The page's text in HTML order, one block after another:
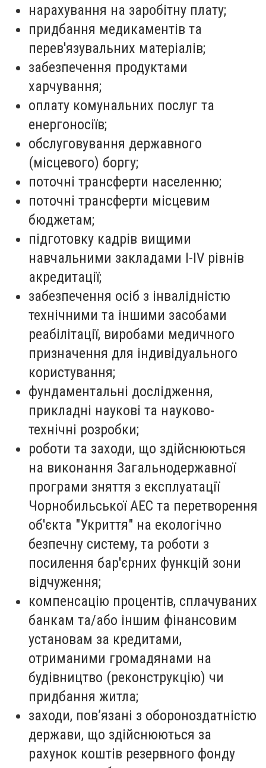
нарахування на заробітну плату;
придбання медикаментів та
перев'язувальних матеріалів;
забезпечення продуктами
харчування;
оплату комунальних послуг та
енергоносіїв;
обслуговування державного
(місцевого) боргу;
поточні трансферти населенню;
поточні трансферти місцевим
бюджетам;
підготовку кадрів вищими
навчальними закладами I-IV рівнів
акредитації;
забезпечення осіб з інвалідністю
технічними та іншими засобами
реабілітації, виробами медичного
призначення для індивідуального
користування;
фундаментальні дослідження,
прикладні наукові та науково-
технічні розробки;
роботи та заходи, що здійснюються
на виконання Загальнодержавної
програми зняття з експлуатації
Чорнобильської АЕС та перетворення
об'єкта "Укриття" на екологічно
безпечну систему, та роботи з
посилення бар'єрних функцій зони
відчуження;
компенсацію процентів, сплачуваних
банкам та/або іншим фінансовим
установам за кредитами,
отриманими громадянами на
будівництво (реконструкцію) чи
придбання житла;
заходи, пов’язані з обороноздатністю
держави, що здійснюються за
рахунок коштів резервного фонду